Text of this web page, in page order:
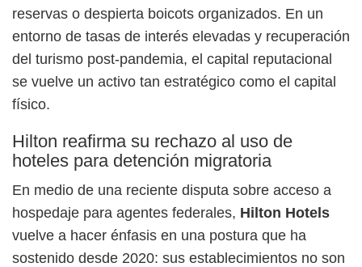
reservas o despierta boicots organizados. En un
entorno de tasas de interés elevadas y recuperación
del turismo post-pandemia, el capital reputacional
se vuelve un activo tan estratégico como el capital
físico.
Hilton reafirma su rechazo al uso de
hoteles para detención migratoria
En medio de una reciente disputa sobre acceso a
hospedaje para agentes federales, Hilton Hotels
vuelve a hacer énfasis en una postura que ha
sostenido desde 2020: sus establecimientos no son